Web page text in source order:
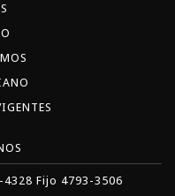
4328 Fijo 4793-3506